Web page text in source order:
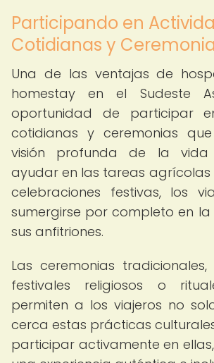
Participando en
Cotidianas y
Una de las ventajas de
homestay en el Sudeste
oportunidad de participar
cotidianas y ceremonias
visión profunda de la vida
ayudar en las tareas agrícolas
celebraciones festivas, los
sumergirse por completo en
sus anfitriones.
Las ceremonias
festivales religiosos o
permiten a los viajeros no
cerca estas prácticas
participar activamente en